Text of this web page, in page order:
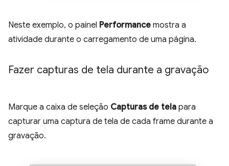
Neste exemplo, o painel Performance mostra a
atividade durante o carregamento de uma página.
Fazer capturas de tela durante a gravação
Marque a caixa de seleção Capturas de tela para
capturar uma captura de tela de cada frame durante a
gravação.